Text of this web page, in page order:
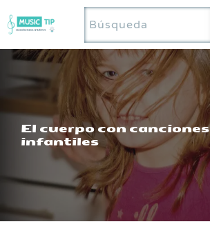
al
contenido
El cuerpo con canciones
infantiles